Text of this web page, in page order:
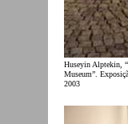
Huseyin Alptekin,
Museum”.
2003